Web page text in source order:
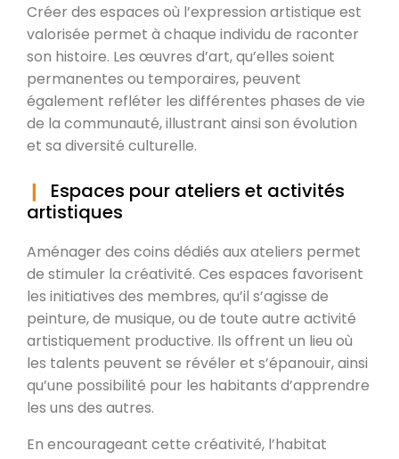
Créer des espaces où l’expression artistique est
valorisée permet à chaque individu de raconter
son histoire. Les œuvres d’art, qu’elles soient
permanentes ou temporaires, peuvent
également refléter les différentes phases de vie
de la communauté, illustrant ainsi son évolution
et sa diversité culturelle.
Espaces pour ateliers et activités
artistiques
Aménager des coins dédiés aux ateliers permet
de stimuler la créativité. Ces espaces favorisent
les initiatives des membres, qu’il s’agisse de
peinture, de musique, ou de toute autre activité
artistiquement productive. Ils offrent un lieu où
les talents peuvent se révéler et s’épanouir, ainsi
qu’une possibilité pour les habitants d’apprendre
les uns des autres.
En encourageant cette créativité, l’habitat